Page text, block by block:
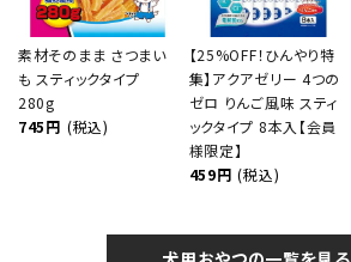
素材そのまま さつまい
も スティックタイプ
280g
745円 (税込)
【25%OFF！ひんやり特
集】アクアゼリー 4つの
ゼロ りんご風味 スティ
ックタイプ 8本入【会員
様限定】
459円 (税込)